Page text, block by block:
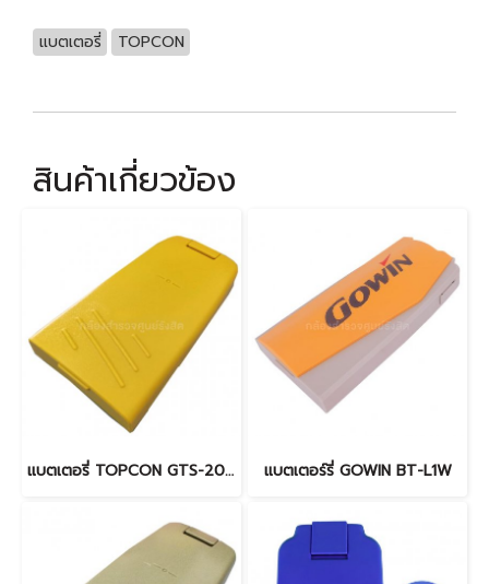
แบตเตอรี่ TOPCON
สินค้าเกี่ยวข้อง
แบตเตอรี่ TOPCON GTS-200, 300 Series แบตเตอร์รี่ GOWIN BT-L1W